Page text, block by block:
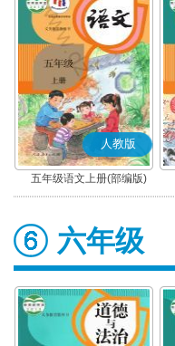
人教版
五年级语文上册(部编版)
六年级